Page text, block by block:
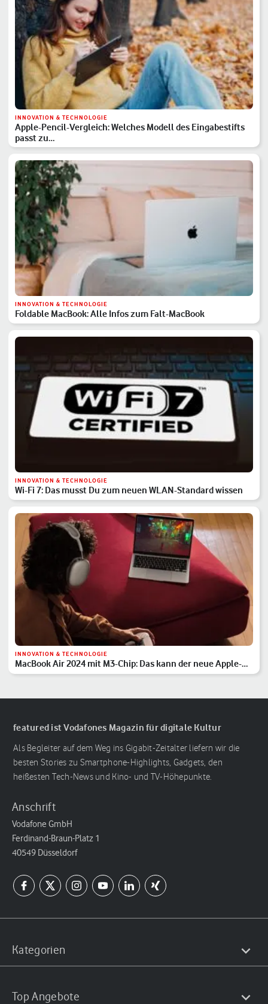
INNOVATION & TECHNOLOGIE
Apple-Pencil-Vergleich: Welches Modell des Eingabestifts
passt zu…
INNOVATION & TECHNOLOGIE
Foldable MacBook: Alle Infos zum Falt-MacBook
INNOVATION & TECHNOLOGIE
Wi-Fi 7: Das musst Du zum neuen WLAN-Standard wissen
INNOVATION & TECHNOLOGIE
MacBook Air 2024 mit M3-Chip: Das kann der neue Apple-
Laptop
featured ist Vodafones Magazin für digitale Kultur
Als Begleiter auf dem Weg ins Gigabit-Zeitalter liefern wir die
besten Stories zu Smartphone-Highlights, Gadgets, den
heißesten Tech-News und Kino- und TV-Höhepunkte.
Anschrift
Vodafone GmbH
Ferdinand-Braun-Platz 1
40549 Düsseldorf
Kategorien
Top Angebote